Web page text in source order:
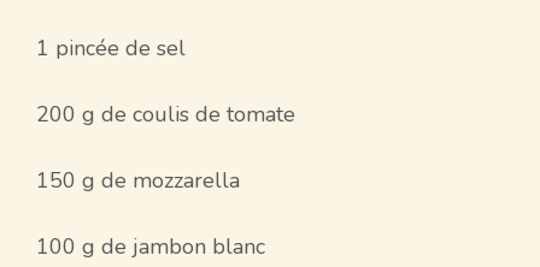
1 pincée de sel
200 g de coulis de tomate
150 g de mozzarella
100 g de jambon blanc